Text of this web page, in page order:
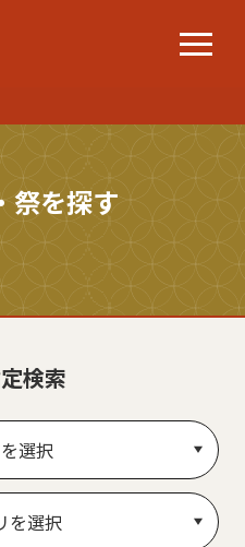
祭を探す
検索
選択
を選択